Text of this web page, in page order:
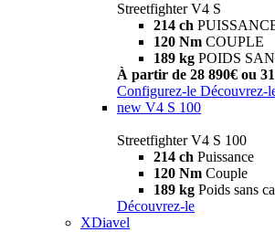
Streetfighter V4 S
214 ch
120 Nm COUPLE
189 kg POIDS
À partir de 28 890€ ou
Configurez-le Découvrez-
new V4 S 100
Streetfighter V4 S 100
214 ch Puissance
120 Nm Couple
189 kg Poids sans
Découvrez-le
XDiavel